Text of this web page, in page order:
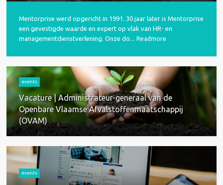
Mentorprise werd opgericht in 1991. 30 jaar later is Mentorprise
een gevestigde waarde en expert op vlak van HR- en
managementdienstverlening. Onze do... Readmore
events
Vacature | Administrateur-generaal van de
Openbare Vlaamse Afvalstoffenmaatschappij
(OVAM)
events